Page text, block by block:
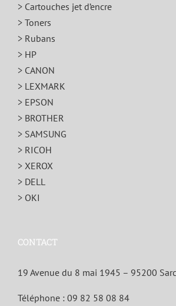
> Cartouches jet d’encre
> Toners
> Rubans
> HP
> CANON
> LEXMARK
> EPSON
> BROTHER
> SAMSUNG
> RICOH
> XEROX
> DELL
> OKI
CONTACT
19 Avenue du 8 mai 1945 – 95200
Téléphone : 09 82 58 08 84